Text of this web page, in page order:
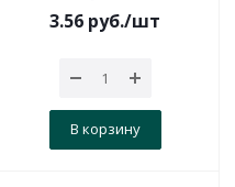
3.56 руб./шт
В корзину